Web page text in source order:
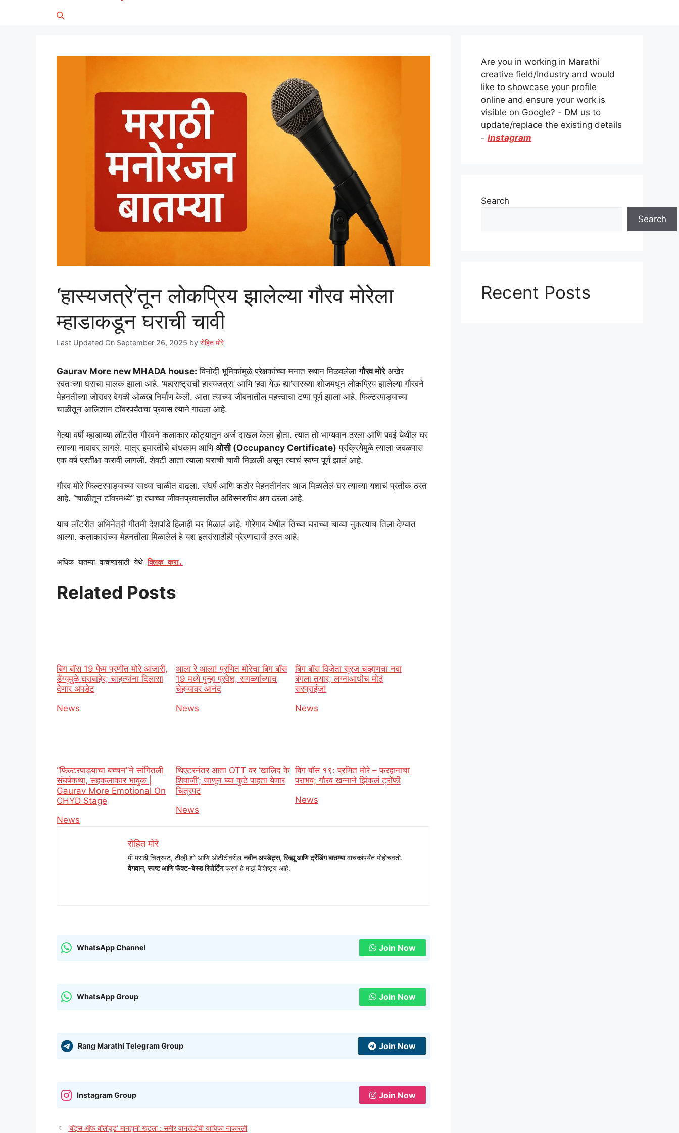
‘हास्यजत्रे’तून लोकप्रिय झालेल्या गौरव मोरेला
म्हाडाकडून घराची चावी
Last Updated On September 26, 2025 by रोहित मोरे
Gaurav More new MHADA house: विनोदी भूमिकांमुळे प्रेक्षकांच्या मनात स्थान मिळवलेलागौरव मोरेअखेर
स्वतःच्या घराचा मालक झाला आहे. ‘महाराष्ट्राची हास्यजत्रा’ आणि ‘हवा येऊ द्या’सारख्या शोजमधून लोकप्रिय झालेल्या गौरवने
मेहनतीच्या जोरावर वेगळी ओळख निर्माण केली. आता त्याच्या जीवनातील महत्त्वाचा टप्पा पूर्ण झाला आहे. फिल्टरपाड्याच्या
चाळीतून आलिशान टॉवरपर्यंतचा प्रवास त्याने गाठला आहे.
गेल्या वर्षी म्हाडाच्या लॉटरीत गौरवने कलाकार कोट्यातून अर्ज दाखल केला होता. त्यात तो भाग्यवान ठरला आणि पवई येथील घर
त्याच्या नावावर लागले. मात्र इमारतीचे बांधकाम आणि ओसी (Occupancy Certificate) प्रक्रियेमुळे त्याला जवळपास
एक वर्ष प्रतीक्षा करावी लागली. शेवटी आता त्याला घराची चावी मिळाली असून त्याचं स्वप्न पूर्ण झालं आहे.
गौरव मोरे फिल्टरपाड्याच्या साध्या चाळीत वाढला. संघर्ष आणि कठोर मेहनतीनंतर आज मिळालेलं घर त्याच्या यशाचं प्रतीक ठरत
आहे. “चाळीतून टॉवरमध्ये” हा त्याच्या जीवनप्रवासातील अविस्मरणीय क्षण ठरला आहे.
याच लॉटरीत अभिनेत्री गौतमी देशपांडे हिलाही घर मिळालं आहे. गोरेगाव येथील तिच्या घराच्या चाव्या नुकत्याच तिला देण्यात
आल्या. कलाकारांच्या मेहनतीला मिळालेलं हे यश इतरांसाठीही प्रेरणादायी ठरत आहे.
अधिक बातम्या वाचण्यासाठी येथेक्लिक करा.
Related Posts
बिग बॉस 19 फेम प्रणीत मोरे आजारी,
डेंग्यूमुळे घराबाहेर; चाहत्यांना दिलासा
देणार अपडेट
In relation to
News
आला रे आला! प्रणित मोरेचा बिग बॉस
19 मध्ये पुन्हा प्रवेश, सगळ्यांच्याच
चेहऱ्यावर आनंद
In relation to
News
बिग बॉस विजेता सूरज चव्हाणचा नवा
बंगला तयार; लग्नाआधीच मोठं
सरप्राईज!
In relation to
News
“फिल्टरपाड्याचा बच्चन”ने सांगितली
संघर्षकथा, सहकलाकार भावुक |
Gaurav More Emotional On
CHYD Stage
In relation to
News
थिएटरनंतर आता OTT वर ‘खालिद के
शिवाजी’; जाणून घ्या कुठे पाहता येणार
चित्रपट
In relation to
News
बिग बॉस १९: प्रणित मोरे – फरहानाचा
पराभव; गौरव खन्नाने झिंकलं ट्रॉफी
In relation to
News
रोहित मोरे
मी मराठी चित्रपट, टीव्ही शो आणि ओटीटीवरीलनवीन अपडेट्स, रिव्ह्यू आणि ट्रेंडिंग बातम्यावाचकांपर्यंत पोहोचवतो.
वेगवान, स्पष्ट आणि फॅक्ट-बेस्ड रिपोर्टिंगकरणं हे माझं वैशिष्ट्य आहे.
WhatsApp Channel Join Now
WhatsApp Group Join Now
Rang Marathi Telegram Group Join Now
Instagram Group Join Now
‘बॅड्स ऑफ बॉलीवूड’ मानहानी खटला : समीर वानखेडेंची याचिका नाकारली
Are you in working in Marathi
creative field/Industry and would
like to showcase your profile
online and ensure your work is
visible on Google? - DM us to
update/replace the existing details
- Instagram
Search
Search
Recent Posts